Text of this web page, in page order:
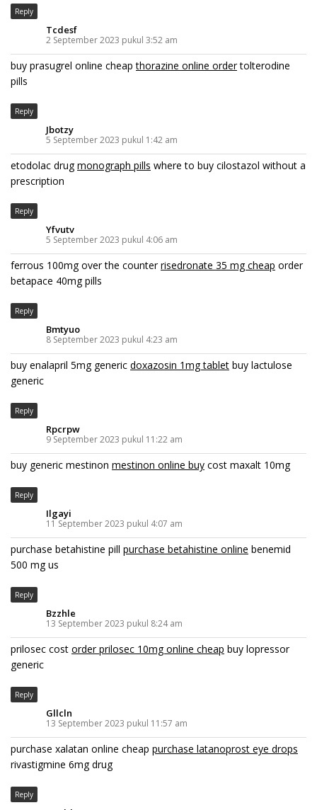
Reply
Tcdesf
2 September 2023 pukul 3:52 am
buy prasugrel online cheapthorazine online ordertolterodine
pills
Reply
Jbotzy
5 September 2023 pukul 1:42 am
etodolac drugmonograph pills where to buy cilostazol without a
prescription
Reply
Yfvutv
5 September 2023 pukul 4:06 am
ferrous 100mg over the counterrisedronate 35 mg cheap order
betapace 40mg pills
Reply
Bmtyuo
8 September 2023 pukul 4:23 am
buy enalapril 5mg generic doxazosin 1mg tablet buy lactulose
generic
Reply
Rpcrpw
9 September 2023 pukul 11:22 am
buy generic mestinon mestinon online buy cost maxalt 10mg
Reply
Ilgayi
11 September 2023 pukul 4:07 am
purchase betahistine pill purchase betahistine online benemid
500 mg us
Reply
Bzzhle
13 September 2023 pukul 8:24 am
prilosec cost order prilosec 10mg online cheap buy lopressor
generic
Reply
Gllcln
13 September 2023 pukul 11:57 am
purchase xalatan online cheap purchase latanoprost eye drops
rivastigmine 6mg drug
Reply